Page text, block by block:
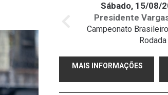
Sábado, 15/08/
Presidente
Campeonato Brasileiro
MAIS INFORMAÇÕES